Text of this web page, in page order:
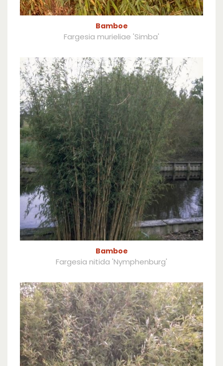
Bamboe
Fargesia murieliae 'Simba'
Bamboe
Fargesia nitida 'Nymphenburg'